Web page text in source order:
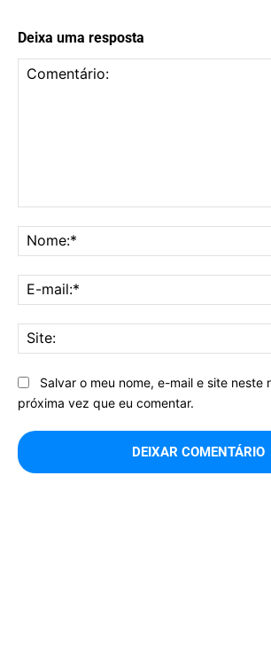
Deixa uma resposta
Salvar o meu nome, e-mail e site neste
próxima vez que eu comentar.